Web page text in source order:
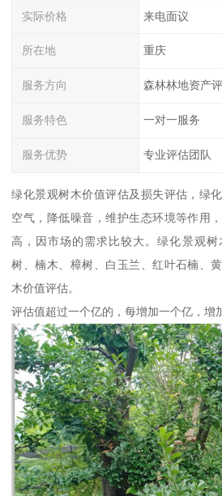
实际价格 来电面议
所在地 重庆
服务方向 森林林地资产
服务特色 一对一服务
服务优势 专业评估团队
绿化景观树木价值评估及损失评估，绿
空气，降低噪音，维护生态环境等作用
高，因市场的需求比较大。绿化景观
树、楠木、樟树、白玉兰、红叶石楠、
木价值评估。
评估值超过一个亿的，每增加一个亿，增